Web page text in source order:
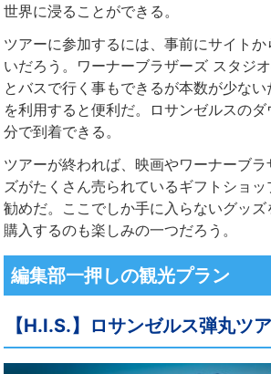
世界に浸ることができる。
ツアーに参加するには、事前にサイトか
いだろう。ワーナーブラザーズ スタジ
とバスで行く事もできるが本数が少な
を利用すると便利だ。ロサンゼルスの
分で到着できる。
ツアーが終われば、映画やワーナーブ
ズがたくさん売られているギフトショ
勧めだ。ここでしか手に入らないグッ
購入するのも楽しみの一つだろう。
編集部一押しの観光プラン
【H.I.S.】ロサンゼルス弾丸ツ